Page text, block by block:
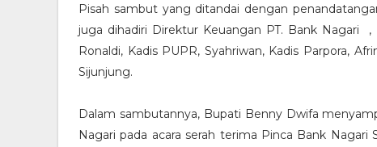
Pisah sambut yang ditandai dengan
juga dihadiri Direktur Keuangan PT. Bank Nagari
Ronaldi, Kadis PUPR, Syahriwan, Kadis Parpora,
Sijunjung.
Dalam sambutannya, Bupati Benny Dwifa
Nagari pada acara serah terima Pinca Bank